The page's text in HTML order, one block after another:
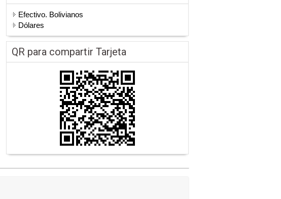
Efectivo. Bolivianos
Dólares
QR para compartir Tarjeta